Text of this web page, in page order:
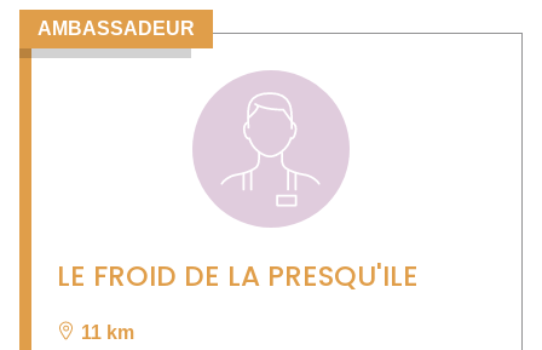
AMBASSADEUR
LE FROID DE LA PRESQU'ILE
11 km